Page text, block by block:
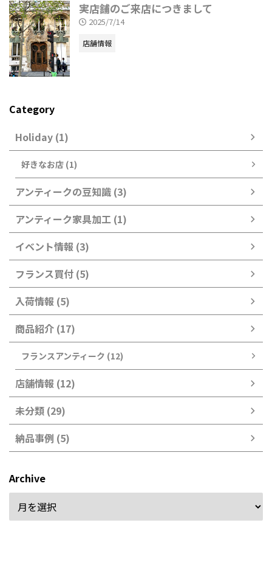
実店舗のご来店につきまして
2025/7/14
店舗情報
Category
Holiday (1)
好きなお店 (1)
アンティークの豆知識 (3)
アンティーク家具加工 (1)
イベント情報 (3)
フランス買付 (5)
入荷情報 (5)
商品紹介 (17)
フランスアンティーク (12)
店舗情報 (12)
未分類 (29)
納品事例 (5)
Archive